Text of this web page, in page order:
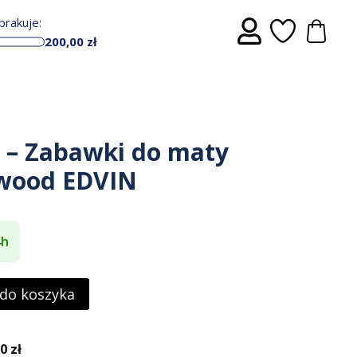
200,00 zł
– Zabawki do maty
EDVIN
koszyka
zł